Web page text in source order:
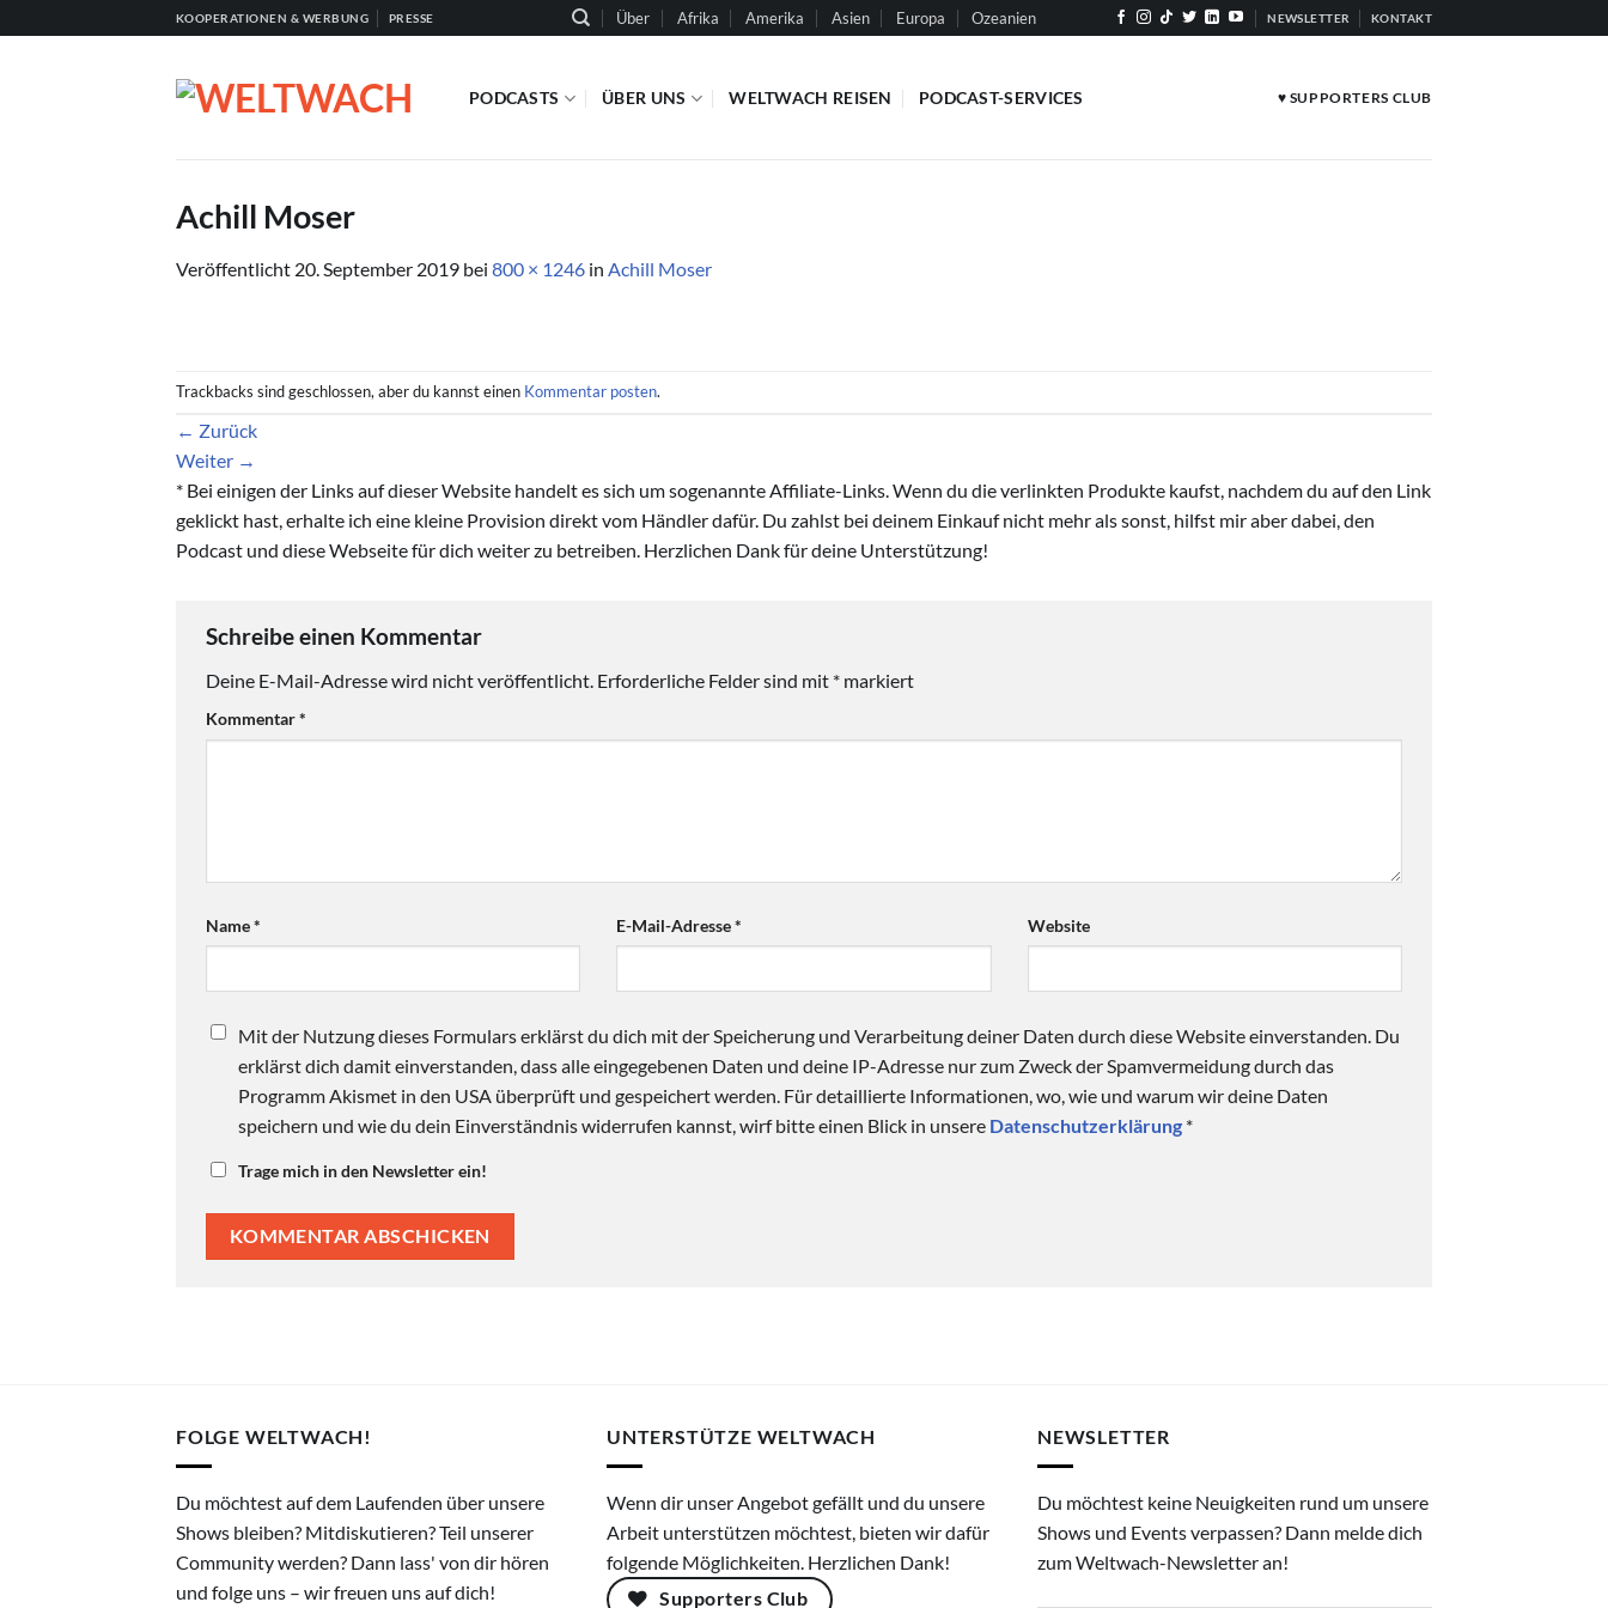
Inhalt
KOOPERATIONEN & WERBUNG PRESSE Über Afrika Amerika Asien Europa Ozeanien NEWSLETTER KONTAKT
PODCASTS ÜBER UNS WELTWACH REISEN PODCAST-SERVICES ♥ SUPPORTERS CLUB
Achill Moser
Veröffentlicht 20. September 2019 bei 800 × 1246 in Achill Moser
Trackbacks sind geschlossen, aber du kannst einen Kommentar posten.
← Zurück
Weiter →
* Bei einigen der Links auf dieser Website handelt es sich um sogenannte Affiliate-Links. Wenn du die verlinkten Produkte kaufst, nachdem du auf den Link
geklickt hast, erhalte ich eine kleine Provision direkt vom Händler dafür. Du zahlst bei deinem Einkauf nicht mehr als sonst, hilfst mir aber dabei, den
Podcast und diese Webseite für dich weiter zu betreiben. Herzlichen Dank für deine Unterstützung!
Schreibe einen Kommentar
Deine E-Mail-Adresse wird nicht veröffentlicht. Erforderliche Felder sind mit * markiert
Kommentar*
Name* E-Mail-Adresse* Website
Mit der Nutzung dieses Formulars erklärst du dich mit der Speicherung und Verarbeitung deiner Daten durch diese Website einverstanden. Du
erklärst dich damit einverstanden, dass alle eingegebenen Daten und deine IP-Adresse nur zum Zweck der Spamvermeidung durch das
Programm Akismet in den USA überprüft und gespeichert werden. Für detaillierte Informationen, wo, wie und warum wir deine Daten
speichern und wie du dein Einverständnis widerrufen kannst, wirf bitte einen Blick in unsere Datenschutzerklärung *
Trage mich in den Newsletter ein!
FOLGE WELTWACH!
Du möchtest auf dem Laufenden über unsere
Shows bleiben? Mitdiskutieren? Teil unserer
Community werden? Dann lass' von dir hören
und folge uns – wir freuen uns auf dich!
UNTERSTÜTZE WELTWACH
Wenn dir unser Angebot gefällt und du unsere
Arbeit unterstützen möchtest, bieten wir dafür
folgende Möglichkeiten. Herzlichen Dank!
Supporters Club
NEWSLETTER
Du möchtest keine Neuigkeiten rund um unsere
Shows und Events verpassen? Dann melde dich
zum Weltwach-Newsletter an!